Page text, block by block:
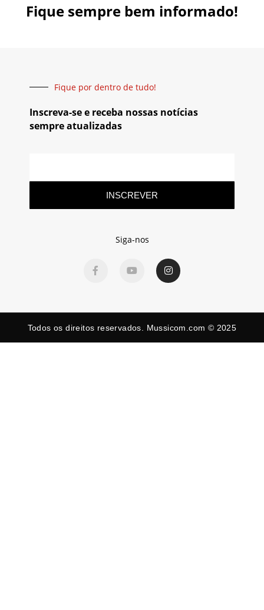
Fique sempre bem informado!
Fique por dentro de tudo!
Inscreva-se e receba nossas notícias
sempre atualizadas
INSCREVER
Siga-nos
Todos os direitos reservados. Mussicom.com © 2025